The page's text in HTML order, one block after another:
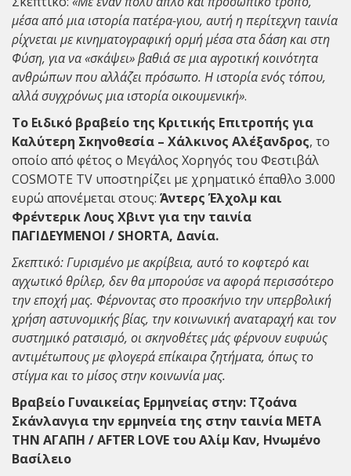
μέσα από μια ιστορία πατέρα-γιου, αυτή η περίτεχνη ταινία
ρίχνεται με κινηματογραφική ορμή μέσα στα δάση και στη
Φύση, για να «σκάψει» βαθιά σε μια αγροτική κοινότητα
ανθρώπων που αλλάζει πρόσωπο. Η ιστορία ενός τόπου,
αλλά συγχρόνως μια ιστορία οικουμενική».
Το Ειδικό βραβείο της Κριτικής Επιτροπής για
Καλύτερη Σκηνοθεσία – Χάλκινος Αλέξανδρος, το
οποίο από φέτος ο Μεγάλος Χορηγός του Φεστιβάλ
COSMOTE TV υποστηρίζει με χρηματικό έπαθλο 3.000
ευρώ απονέμεται στους: Άντερς Έλχολμ και
Φρέντερικ Λους Χβιντ για την ταινία
ΠΑΓΙΔΕΥΜΕΝΟΙ / SHORTA, Δανία.
Σκεπτικό: Γυρισμένο με ακρίβεια, αυτό το κοφτερό και
αγχωτικό θρίλερ, δεν θα μπορούσε να αφορά περισσότερο
την εποχή μας. Φέρνοντας στο προσκήνιο την υπερβολική
χρήση αστυνομικής βίας, την κοινωνική αναταραχή και τον
συστημικό ρατσισμό, οι σκηνοθέτες μάς φέρνουν ευφυώς
αντιμέτωπους με φλογερά επίκαιρα ζητήματα, όπως το
στίγμα και το μίσος στην κοινωνία μας.
Βραβείο Γυναικείας Ερμηνείας στην: Τζοάνα
Σκάνλανγια την ερμηνεία της στην ταινία ΜΕΤΑ
THN ΑΓΑΠΗ / AFTER LOVE του Αλίμ Καν, Ηνωμένο
Βασίλειο